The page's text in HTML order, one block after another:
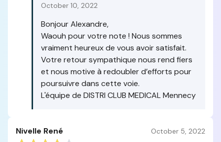
October 10, 2022
Bonjour Alexandre,
Waouh pour votre note ! Nous sommes
vraiment heureux de vous avoir satisfait.
Votre retour sympathique nous rend fiers
et nous motive à redoubler d’efforts pour
poursuivre dans cette voie.
L'équipe de DISTRI CLUB MEDICAL Mennecy
Nivelle René October 5, 2022